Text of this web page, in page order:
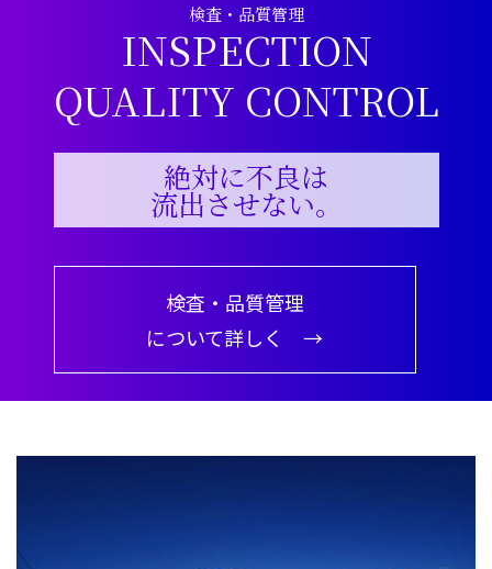
検査・品質管理
INSPECTION
QUALITY CONTROL
絶対に不良は
流出させない。
検査・品質管理
について詳しく →